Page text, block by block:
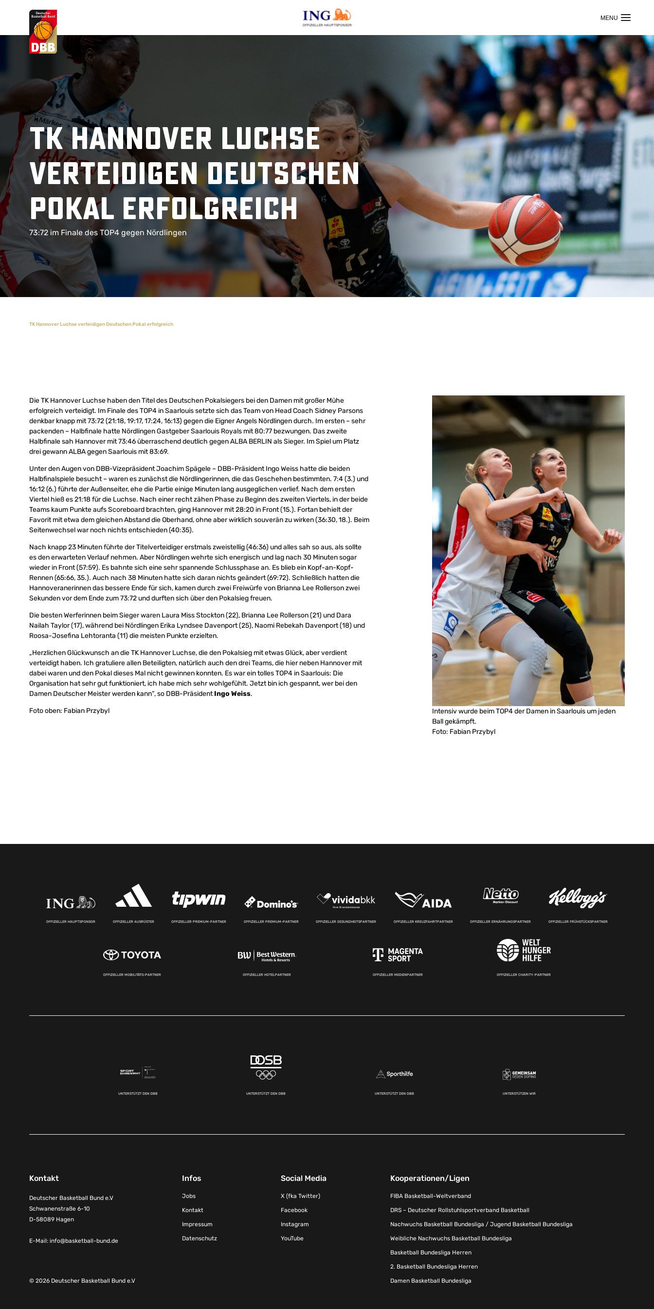
OFFIZIELLER HAUPTSPONSOR
Suchvorschläge
TK Hannover Luchse
verteidigen Deutschen
Pokal erfolgreich
73:72 im Finale des TOP4 gegen Nördlingen
TK Hannover Luchse verteidigen Deutschen Pokal erfolgreich
Die TK Hannover Luchse haben den Titel des Deutschen Pokalsiegers bei den Damen mit großer Mühe
erfolgreich verteidigt. Im Finale des TOP4 in Saarlouis setzte sich das Team von Head Coach Sidney Parsons
denkbar knapp mit 73:72 (21:18, 19:17, 17:24, 16:13) gegen die Eigner Angels Nördlingen durch. Im ersten – sehr
packenden – Halbfinale hatte Nördlingen Gastgeber Saarlouis Royals mit 80:77 bezwungen. Das zweite
Halbfinale sah Hannover mit 73:46 überraschend deutlich gegen ALBA BERLIN als Sieger. Im Spiel um Platz
drei gewann ALBA gegen Saarlouis mit 83:69.
Unter den Augen von DBB-Vizepräsident Joachim Spägele – DBB-Präsident Ingo Weiss hatte die beiden
Halbfinalspiele besucht – waren es zunächst die Nördlingerinnen, die das Geschehen bestimmten. 7:4 (3.) und
16:12 (6.) führte der Außenseiter, ehe die Partie einige Minuten lang ausgeglichen verlief. Nach dem ersten
Viertel hieß es 21:18 für die Luchse. Nach einer recht zähen Phase zu Beginn des zweiten Viertels, in der beide
Teams kaum Punkte aufs Scoreboard brachten, ging Hannover mit 28:20 in Front (15.). Fortan behielt der
Favorit mit etwa dem gleichen Abstand die Oberhand, ohne aber wirklich souverän zu wirken (36:30, 18.). Beim
Seitenwechsel war noch nichts entschieden (40:35).
Nach knapp 23 Minuten führte der Titelverteidiger erstmals zweistellig (46:36) und alles sah so aus, als sollte
es den erwarteten Verlauf nehmen. Aber Nördlingen wehrte sich energisch und lag nach 30 Minuten sogar
wieder in Front (57:59). Es bahnte sich eine sehr spannende Schlussphase an. Es blieb ein Kopf-an-Kopf-
Rennen (65:66, 35.). Auch nach 38 Minuten hatte sich daran nichts geändert (69:72). Schließlich hatten die
Hannoveranerinnen das bessere Ende für sich, kamen durch zwei Freiwürfe von Brianna Lee Rollerson zwei
Sekunden vor dem Ende zum 73:72 und durften sich über den Pokalsieg freuen.
Die besten Werferinnen beim Sieger waren Laura Miss Stockton (22), Brianna Lee Rollerson (21) und Dara
Nailah Taylor (17), während bei Nördlingen Erika Lyndsee Davenport (25), Naomi Rebekah Davenport (18) und
Roosa-Josefina Lehtoranta (11) die meisten Punkte erzielten.
„Herzlichen Glückwunsch an die TK Hannover Luchse, die den Pokalsieg mit etwas Glück, aber verdient
verteidigt haben. Ich gratuliere allen Beteiligten, natürlich auch den drei Teams, die hier neben Hannover mit
dabei waren und den Pokal dieses Mal nicht gewinnen konnten. Es war ein tolles TOP4 in Saarlouis: Die
Organisation hat sehr gut funktioniert, ich habe mich sehr wohlgefühlt. Jetzt bin ich gespannt, wer bei den
Damen Deutscher Meister werden kann“, so DBB-PräsidentIngo Weiss.
Foto oben: Fabian Przybyl
Intensiv wurde beim TOP4 der Damen in Saarlouis um jeden
Ball gekämpft.
Foto: Fabian Przybyl
OFFIZIELLER HAUPTSPONSOR OFFIZIELLER AUSRÜSTER OFFIZIELLER PREMIUM-PARTNER OFFIZIELLER PREMIUM-PARTNER OFFIZIELLER GESUNDHEITSPARTNER OFFIZIELLER KREUZFAHRTPARTNER OFFIZIELLER ERNÄHRUNGSPARTNER OFFIZIELLER FRÜHSTÜCKSPARTNER
OFFIZIELLER MOBILITÄTS-PARTNER OFFIZIELLER HOTELPARTNER OFFIZIELLER MEDIENPARTNER OFFIZIELLER CHARITY-PARTNER
UNTERSTÜTZT DEN DBB UNTERSTÜTZT DEN DBB UNTERSTÜTZT DEN DBB UNTERSTÜTZEN WIR
Kontakt
Deutscher Basketball Bund e.V
Schwanenstraße 6-10
D-58089 Hagen
E-Mail: info@basketball-bund.de
Infos
Jobs
Kontakt
Impressum
Datenschutz
Social Media
X (fka Twitter)
Facebook
Instagram
YouTube
Kooperationen/Ligen
FIBA Basketball-Weltverband
DRS – Deutscher Rollstuhlsportverband Basketball
Nachwuchs Basketball Bundesliga / Jugend Basketball Bundesliga
Weibliche Nachwuchs Basketball Bundesliga
Basketball Bundesliga Herren
2. Basketball Bundesliga Herren
Damen Basketball Bundesliga
© 2026 Deutscher Basketball Bund e.V